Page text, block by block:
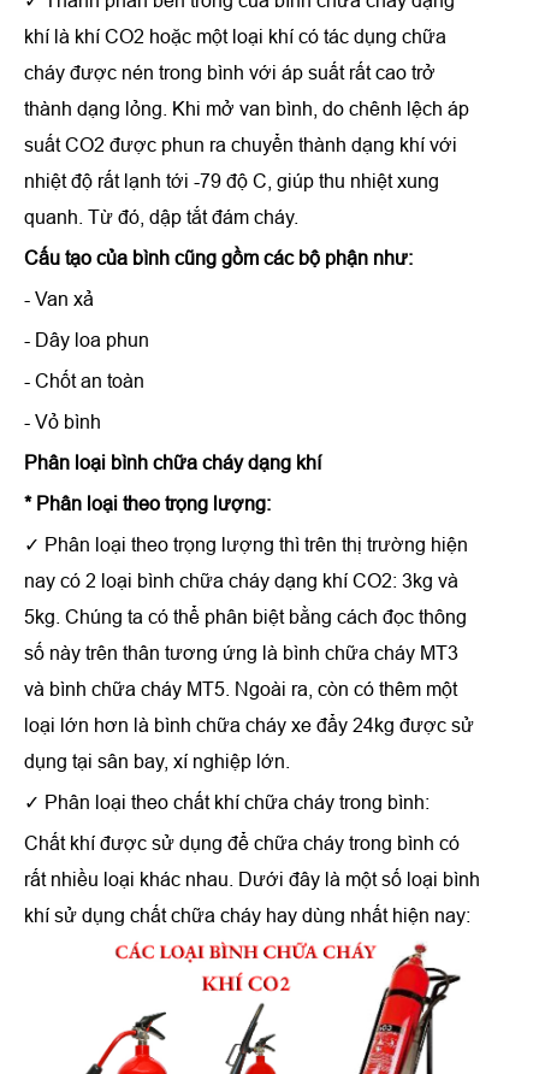
khí là khí CO2 hoặc một loại khí có tác dụng chữa
cháy được nén trong bình với áp suất rất cao trở
thành dạng lỏng. Khi mở van bình, do chênh lệch áp
suất CO2 được phun ra chuyển thành dạng khí với
nhiệt độ rất lạnh tới -79 độ C, giúp thu nhiệt xung
quanh. Từ đó, dập tắt đám cháy.
Cấu tạo của bình cũng gồm các bộ phận như:
- Van xả
- Dây loa phun
- Chốt an toàn
- Vỏ bình
Phân loại bình chữa cháy dạng khí
* Phân loại theo trọng lượng:
✓ Phân loại theo trọng lượng thì trên thị trường hiện
nay có 2 loại bình chữa cháy dạng khí CO2: 3kg và
5kg. Chúng ta có thể phân biệt bằng cách đọc thông
số này trên thân tương ứng là bình chữa cháy MT3
và bình chữa cháy MT5. Ngoài ra, còn có thêm một
loại lớn hơn là bình chữa cháy xe đẩy 24kg được sử
dụng tại sân bay, xí nghiệp lớn.
✓ Phân loại theo chất khí chữa cháy trong bình:
Chất khí được sử dụng để chữa cháy trong bình có
rất nhiều loại khác nhau. Dưới đây là một số loại bình
khí sử dụng chất chữa cháy hay dùng nhất hiện nay: